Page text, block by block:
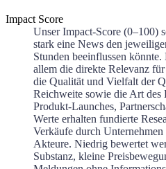
Impact Score
Unser Impact-Score (0–100)
stark eine News den
Stunden beeinflussen
allem die direkte Relevanz
die Qualität und Vielfalt der
Reichweite sowie die Art des
Produkt-Launches,
Werte erhalten fundierte
Verkäufe durch
Akteure. Niedrig bewertet
Substanz, kleine